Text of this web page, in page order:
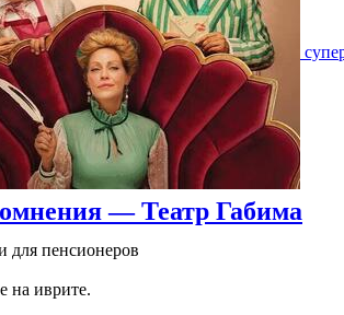
— Театр Габима
для пенсионеров
на иврите.